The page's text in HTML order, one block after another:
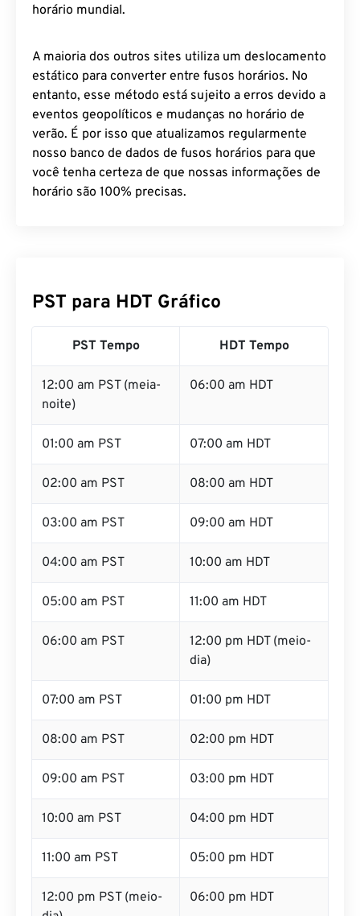
horário mundial.
A maioria dos outros sites utiliza um deslocamento
estático para converter entre fusos horários. No
entanto, esse método está sujeito a erros devido a
eventos geopolíticos e mudanças no horário de
verão. É por isso que atualizamos regularmente
nosso banco de dados de fusos horários para que
você tenha certeza de que nossas informações de
horário são 100% precisas.
PST para HDT Gráfico
PST Tempo HDT Tempo
12:00 am PST (meia-
noite)
06:00 am HDT
01:00 am PST 07:00 am HDT
02:00 am PST 08:00 am HDT
03:00 am PST 09:00 am HDT
04:00 am PST 10:00 am HDT
05:00 am PST 11:00 am HDT
06:00 am PST
12:00 pm HDT (meio-
dia)
07:00 am PST 01:00 pm HDT
08:00 am PST 02:00 pm HDT
09:00 am PST 03:00 pm HDT
10:00 am PST 04:00 pm HDT
11:00 am PST 05:00 pm HDT
12:00 pm PST (meio-
06:00 pm HDT